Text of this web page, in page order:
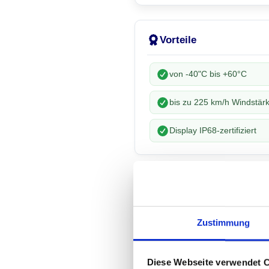
Zustimmung
Diese Webseite verwendet
Vorteile
von -40"C bis +60°C
bis zu 225 km/h
Display IP68-zertifiziert
Äußerst robustes Outdoor
von Peerless-AV inkl. IP68-
Display. Auflösung: Full-HD